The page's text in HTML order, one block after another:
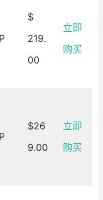
$
219.
00
立即
购买
$26
9.00
立即
购买